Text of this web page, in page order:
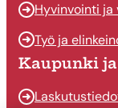
Hyvinvointi
Työ ja
Kaupunki